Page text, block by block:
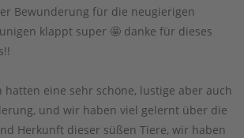
Bewunderung für die neugierigen
klappt super 🤩 danke für dieses
hatten eine sehr schöne, lustige aber auch
und wir haben viel gelernt über die
Herkunft dieser süßen Tiere, wir haben